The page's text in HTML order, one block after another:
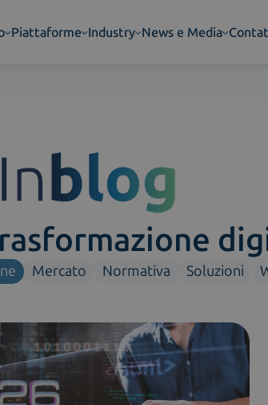
Piattaforme Industry News e Media
Mercato Normativa Soluzioni